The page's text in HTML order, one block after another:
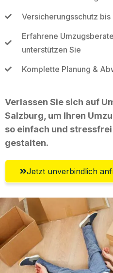
Versicherungsschutz
Erfahrene
unterstützen Sie
Komplette Planung &
Verlassen Sie sich auf
Salzburg, um Ihren
so einfach und
gestalten.
Jetzt unverbindlich